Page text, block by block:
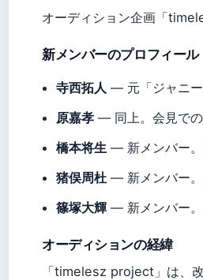
オーディション企画「
新メンバーのプロフィール
寺西拓人 — 元「ジャニー
原嘉孝 — 同上。会見で
橋本将生 — 新メンバー
猪俣周杜 — 新メンバー
篠塚大輝 — 新メンバー
オーディションの経緯
「timelesz project」は、